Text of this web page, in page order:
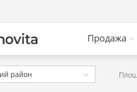
Продажа
район